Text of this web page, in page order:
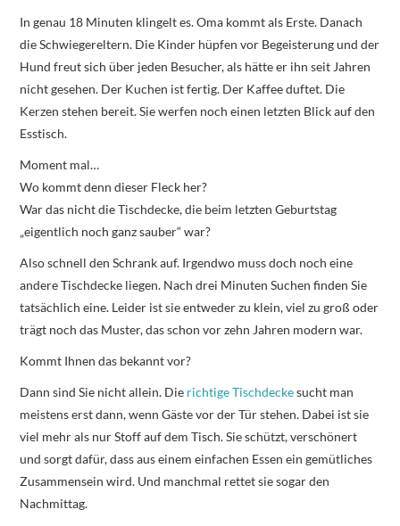
In genau 18 Minuten klingelt es. Oma kommt als Erste. Danach
die Schwiegereltern. Die Kinder hüpfen vor Begeisterung und der
Hund freut sich über jeden Besucher, als hätte er ihn seit Jahren
nicht gesehen. Der Kuchen ist fertig. Der Kaffee duftet. Die
Kerzen stehen bereit. Sie werfen noch einen letzten Blick auf den
Esstisch.
Moment mal…
Wo kommt denn dieser Fleck her?
War das nicht die Tischdecke, die beim letzten Geburtstag
„eigentlich noch ganz sauber“ war?
Also schnell den Schrank auf. Irgendwo muss doch noch eine
andere Tischdecke liegen. Nach drei Minuten Suchen finden Sie
tatsächlich eine. Leider ist sie entweder zu klein, viel zu groß oder
trägt noch das Muster, das schon vor zehn Jahren modern war.
Kommt Ihnen das bekannt vor?
Dann sind Sie nicht allein. Die richtige Tischdeckesucht man
meistens erst dann, wenn Gäste vor der Tür stehen. Dabei ist sie
viel mehr als nur Stoff auf dem Tisch. Sie schützt, verschönert
und sorgt dafür, dass aus einem einfachen Essen ein gemütliches
Zusammensein wird. Und manchmal rettet sie sogar den
Nachmittag.